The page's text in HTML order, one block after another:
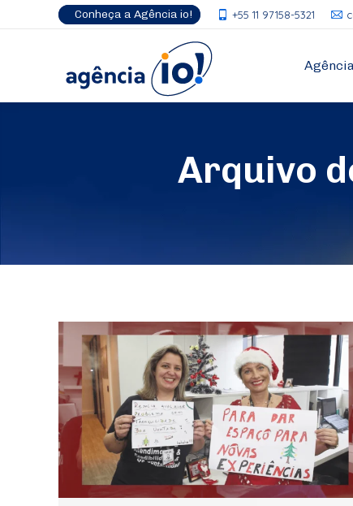
Conheça a Agência io! +55 11 97158-5321
Arquivo